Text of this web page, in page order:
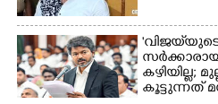
കഴിയില്ല;
കൂട്ടുന്നത്